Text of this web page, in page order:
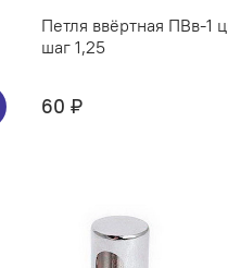
Петля ввёртная ПВв-1 цинк,
шаг 1,25
60 ₽